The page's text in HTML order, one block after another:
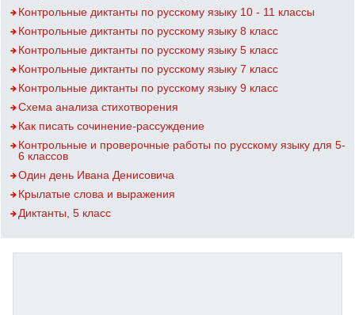
Контрольные диктанты по русскому языку 10 - 11 классы
Контрольные диктанты по русскому языку 8 класс
Контрольные диктанты по русскому языку 5 класс
Контрольные диктанты по русскому языку 7 класс
Контрольные диктанты по русскому языку 9 класс
Схема анализа стихотворения
Как писать сочинение-рассуждение
Контрольные и проверочные работы по русскому языку для 5-
6 классов
Один день Ивана Денисовича
Крылатые слова и выражения
Диктанты, 5 класс